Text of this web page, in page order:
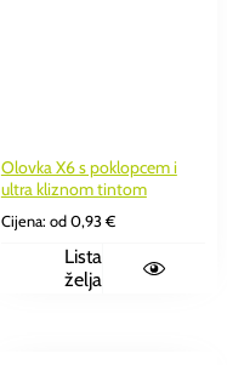
Olovka X6 s poklopcem i
ultra kliznom tintom
Cijena: od 0,93€
Lista
želja